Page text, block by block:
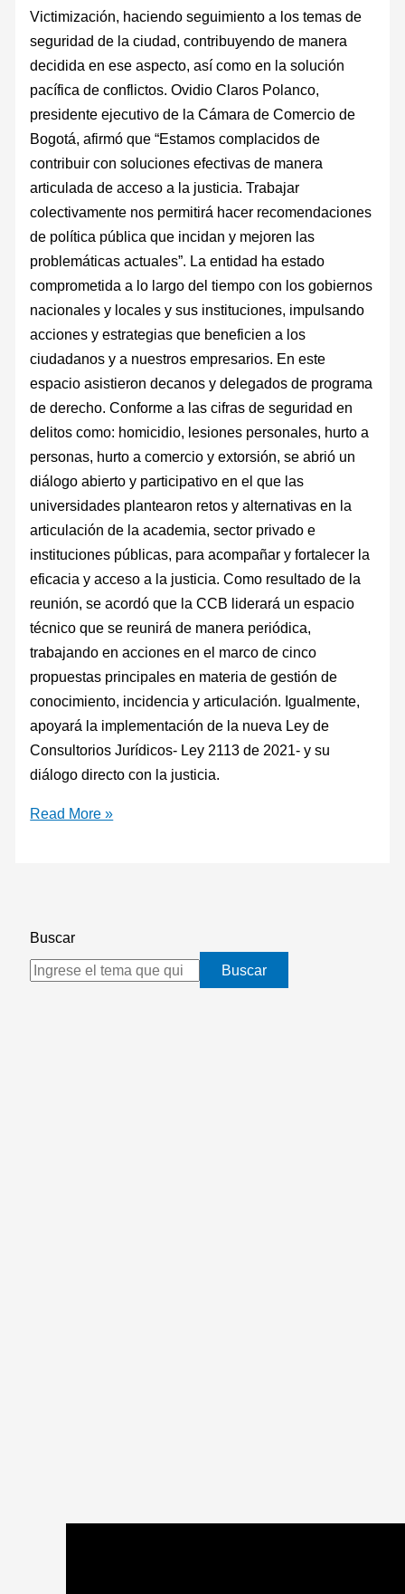
Victimización, haciendo seguimiento a los temas de
seguridad de la ciudad, contribuyendo de manera
decidida en ese aspecto, así como en la solución
pacífica de conflictos. Ovidio Claros Polanco,
presidente ejecutivo de la Cámara de Comercio de
Bogotá, afirmó que “Estamos complacidos de
contribuir con soluciones efectivas de manera
articulada de acceso a la justicia. Trabajar
colectivamente nos permitirá hacer recomendaciones
de política pública que incidan y mejoren las
problemáticas actuales”. La entidad ha estado
comprometida a lo largo del tiempo con los gobiernos
nacionales y locales y sus instituciones, impulsando
acciones y estrategias que beneficien a los
ciudadanos y a nuestros empresarios. En este
espacio asistieron decanos y delegados de programa
de derecho. Conforme a las cifras de seguridad en
delitos como: homicidio, lesiones personales, hurto a
personas, hurto a comercio y extorsión, se abrió un
diálogo abierto y participativo en el que las
universidades plantearon retos y alternativas en la
articulación de la academia, sector privado e
instituciones públicas, para acompañar y fortalecer la
eficacia y acceso a la justicia. Como resultado de la
reunión, se acordó que la CCB liderará un espacio
técnico que se reunirá de manera periódica,
trabajando en acciones en el marco de cinco
propuestas principales en materia de gestión de
conocimiento, incidencia y articulación. Igualmente,
apoyará la implementación de la nueva Ley de
Consultorios Jurídicos- Ley 2113 de 2021- y su
diálogo directo con la justicia.
Read More »
Buscar
Buscar